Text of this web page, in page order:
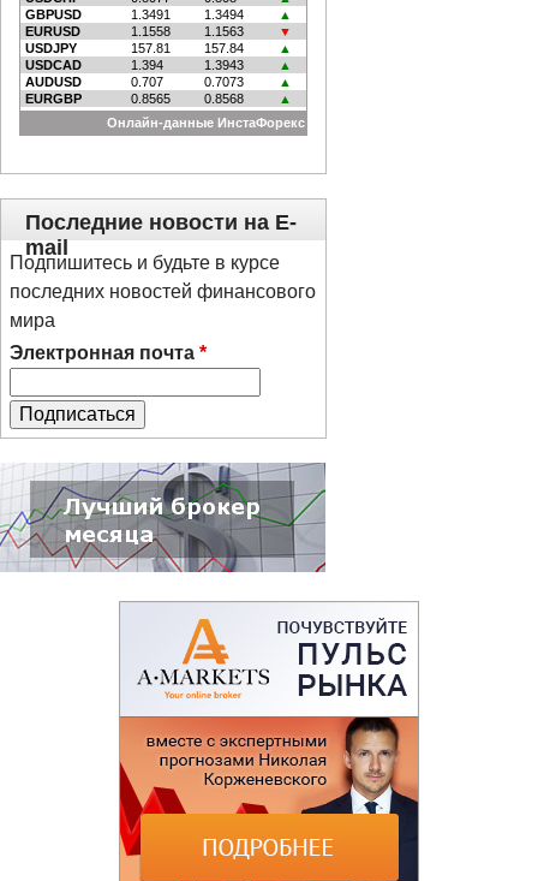
Последние новости на E-
mail
Подпишитесь и будьте в курсе
последних новостей финансового
мира
Электронная почта *